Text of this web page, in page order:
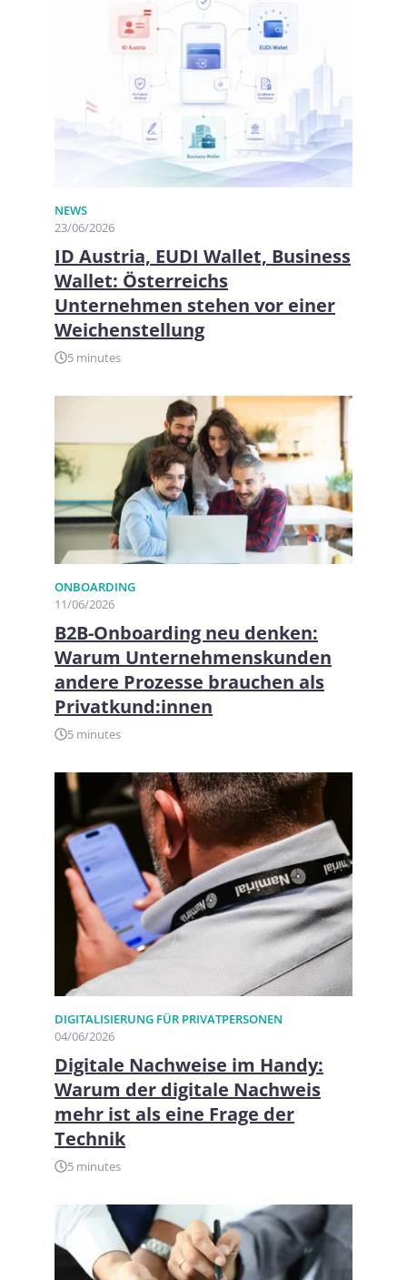
NEWS
23/06/2026
ID Austria, EUDI Wallet, Business
Wallet: Österreichs
Unternehmen stehen vor einer
Weichenstellung
5 minutes
ONBOARDING
11/06/2026
B2B-Onboarding neu denken:
Warum Unternehmenskunden
andere Prozesse brauchen als
Privatkund:innen
5 minutes
DIGITALISIERUNG FÜR PRIVATPERSONEN​
04/06/2026
Digitale Nachweise im Handy:
Warum der digitale Nachweis
mehr ist als eine Frage der
Technik
5 minutes